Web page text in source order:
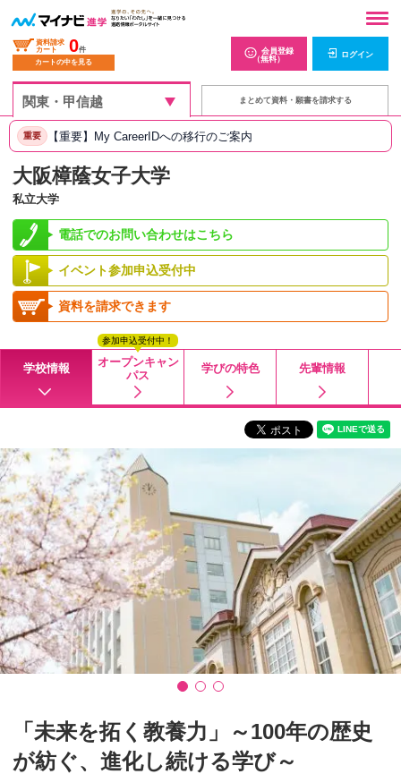
資料請求
カート
0件
カートの中を見る
会員登録
（無料）
ログイン
まとめて資料・願書を請求する
重要 【重要】My CareerIDへの移行のご案内
大阪樟蔭女子大学
私立大学
電話でのお問い合わせはこちら
イベント参加申込受付中
資料を請求できます
学校情報
オープンキャン
パス
参加申込受付中！
学びの特色 先輩情報
「未来を拓く教養力」～100年の歴史
が紡ぐ、進化し続ける学び～